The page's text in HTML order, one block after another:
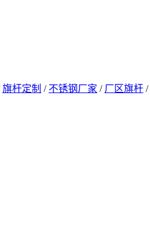
旗杆定制 / 不锈钢厂家 / 厂区旗杆 /